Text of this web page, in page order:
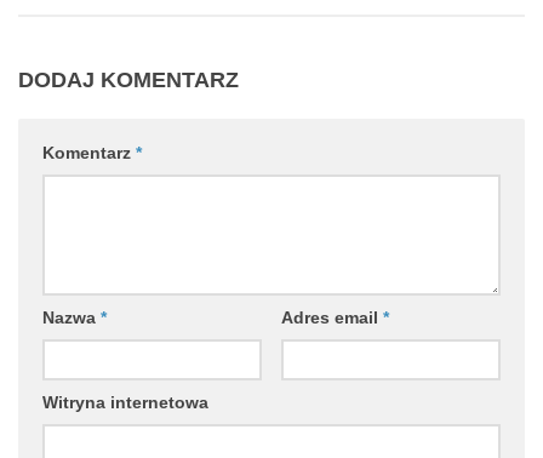
DODAJ KOMENTARZ
Komentarz *
Nazwa * Adres email *
Witryna internetowa